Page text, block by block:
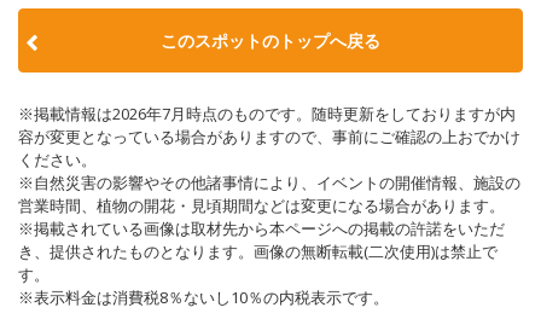
このスポットのトップへ戻る
※掲載情報は2026年7月時点のものです。随時更新をしておりますが内
容が変更となっている場合がありますので、事前にご確認の上おでかけ
ください。
※自然災害の影響やその他諸事情により、イベントの開催情報、施設の
営業時間、植物の開花・見頃期間などは変更になる場合があります。
※掲載されている画像は取材先から本ページへの掲載の許諾をいただ
き、提供されたものとなります。画像の無断転載(二次使用)は禁止で
す。
※表示料金は消費税8％ないし10％の内税表示です。